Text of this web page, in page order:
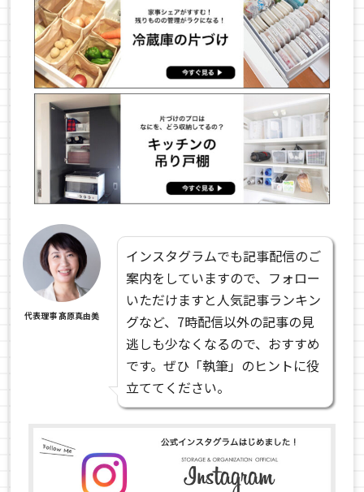
代表理事 髙原真由美
インスタグラムでも記事配信のご
案内をしていますので、フォロー
いただけますと人気記事ランキン
グなど、7時配信以外の記事の見
逃しも少なくなるので、おすすめ
です。ぜひ「執筆」のヒントに役
立ててください。